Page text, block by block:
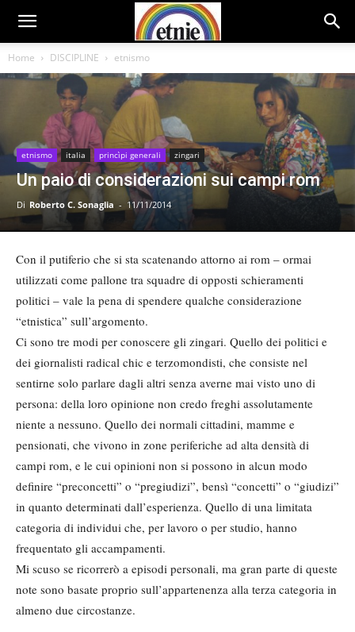
Home DISCIPLINE etnismo
etnismo italia princìpi generali zingari
Un paio di considerazioni sui campi rom
Di Roberto C. Sonaglia - 11/11/2014
Con il putiferio che si sta scatenando attorno ai rom – ormai
utilizzati come pallone tra squadre di opposti schieramenti
politici – vale la pena di spendere qualche considerazione
“etnistica” sull’argomento.
Ci sono tre modi per conoscere gli zingari. Quello dei politici e
dei giornalisti radical chic e terzomondisti, che consiste nel
sentirne solo parlare dagli altri senza averne mai visto uno di
persona: della loro opinione non credo freghi assolutamente
niente a nessuno. Quello dei normali cittadini, mamme e
pensionati, che vivono in zone periferiche ad alta densità di
campi rom, e le cui opinioni non si possono in alcun modo
definire “preconcetti” o “pregiudizi”, bensì “concetti” o “giudizi”
in quanto determinati dall’esperienza. Quello di una limitata
categoria di individui che, per lavoro o per studio, hanno
frequentato gli accampamenti.
Mi scuso se ricorrerò a episodi personali, ma gran parte di queste
note sono basate proprio sull’appartenenza alla terza categoria in
almeno due circostanze.